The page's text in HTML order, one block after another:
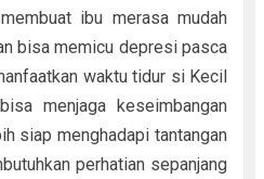
ibu merasa mudah
bisa memicu depresi pasca
waktu tidur si Kecil
menjaga keseimbangan
siap menghadapi tantangan
perhatian sepanjang